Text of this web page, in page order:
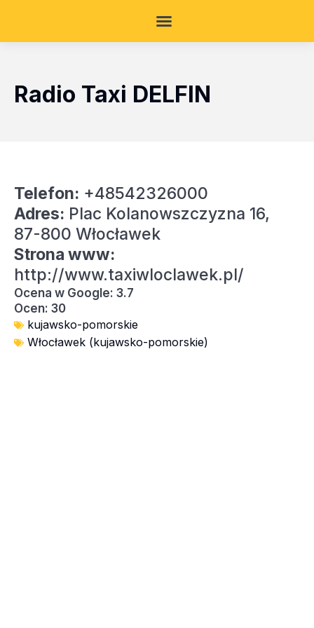
Radio Taxi DELFIN
Telefon: +48542326000
Adres: Plac Kolanowszczyzna 16,
87-800 Włocławek
Strona www:
http://www.taxiwloclawek.pl/
Ocena w Google: 3.7
Ocen: 30
kujawsko-pomorskie
Włocławek (kujawsko-pomorskie)